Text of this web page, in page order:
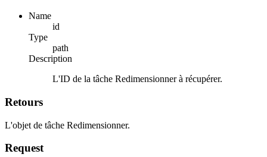
Name
id
Type
path
Description
L'ID de la tâche Redimensionner à récupérer.
Retours
L'objet de tâche Redimensionner.
Request